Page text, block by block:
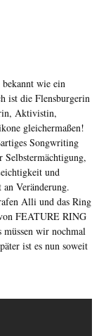
wie ein
ist die Flensburgerin
Aktivistin,
gleichermaßen!
Songwriting
Selbstermächtigung,
und
Veränderung.
Alli und das Ring
FEATURE RING
müssen wir nochmal
ist es nun soweit